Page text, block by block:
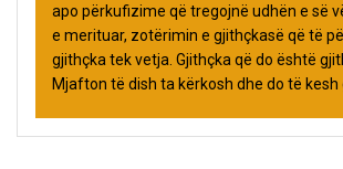
apo përkufizime që tregojnë udhën e së
e merituar, zotërimin e gjithçkasë që të
gjithçka tek vetja. Gjithçka që do është
Mjafton të dish ta kërkosh dhe do të kesh